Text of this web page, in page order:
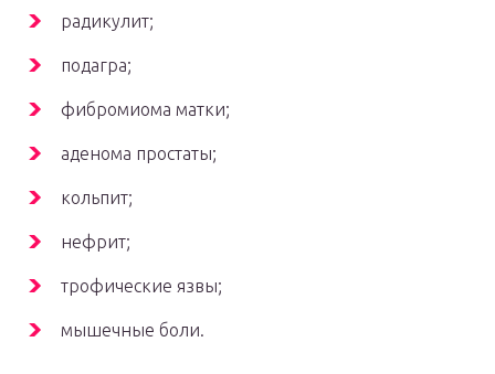
радикулит;
подагра;
фибромиома матки;
аденома простаты;
кольпит;
нефрит;
трофические язвы;
мышечные боли.